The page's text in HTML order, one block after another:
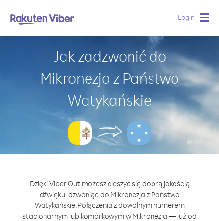
Login
Jak zadzwonić do
Mikronezja z Państwo
Watykańskie
Dzięki Viber Out możesz cieszyć się dobrą jakością
dźwięku, dzwoniąc do Mikronezja z Państwo
Watykańskie.Połączenia z dowolnym numerem
stacjonarnym lub komórkowym w Mikronezja — już od